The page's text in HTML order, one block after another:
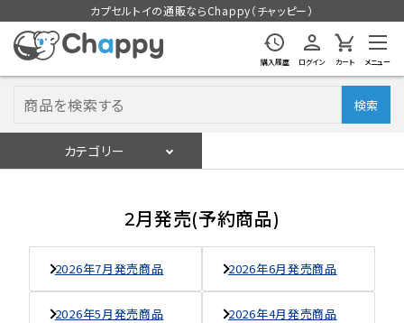
カプセルトイの通販ならChappy（チャッピー）
購入履歴 ログイン カート メニュー
検索
カテゴリー
2月発売(予約商品)
2026年7月発売商品 2026年6月発売商品
2026年5月発売商品 2026年4月発売商品